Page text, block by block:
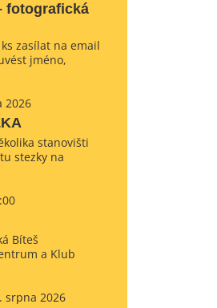
fotografická
zasílat na email
jméno,
2026
stanovišti
stezky na
Bíteš
a Klub
srpna 2026